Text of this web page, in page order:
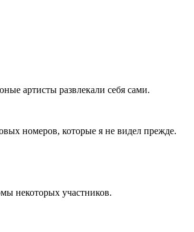
артисты развлекали себя сами.
номеров, которые я не видел прежде.
некоторых участников.